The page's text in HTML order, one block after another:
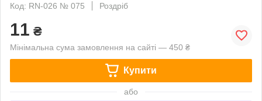
Код: RN-026 № 075
Роздріб
11 ₴
Мінімальна сума замовлення на сайті — 450 ₴
Купити
або